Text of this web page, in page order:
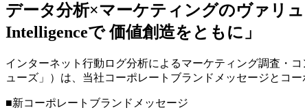
データ分析×マーケティングのヴァリ
Intelligenceで 価値創造をともに」
インターネット行動ログ分析によるマーケティング調査・
ューズ」）は、当社コーポレートブランドメッセージとコ
■新コーポレートブランドメッセージ